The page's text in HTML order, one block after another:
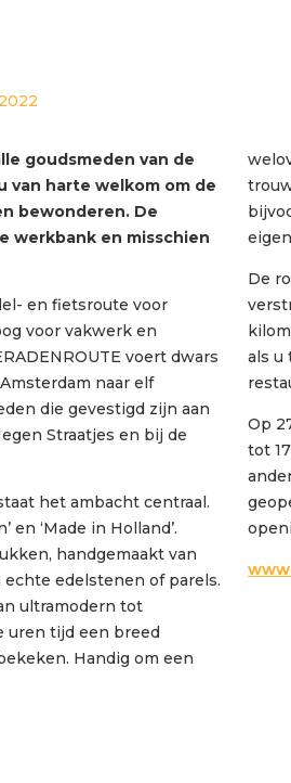
goudsmeden van de
van harte welkom om de
bewonderen. De
werkbank en misschien
en fietsroute voor
voor vakwerk en
voert dwars
naar elf
die gevestigd zijn aan
Straatjes en bij de
het ambacht centraal.
en ‘Made in Holland’.
handgemaakt van
edelstenen of parels.
ultramodern tot
uren tijd een breed
Handig om een
De
als u
Op
tot